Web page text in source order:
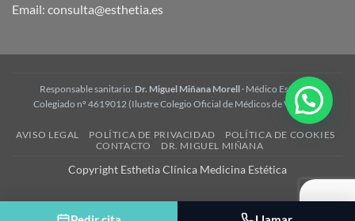
Email: consulta@esthetia.es
Responsable sanitario: Dr. Miguel Miñana Morell· Médico Estético ·
Colegiado nº 4619012 (Ilustre Colegio Oficial de Médicos de Valencia)
AVISO LEGAL POLÍTICA DE PRIVACIDAD
POLÍTICA DE COOKIES
CONTACTO
DR. MIGUEL MIÑANA
Copyright Esthetia Clínica Medicina Estética